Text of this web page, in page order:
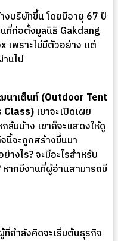
บริษัทขึ้น โดยมีอายุ 67 ปี
ที่ก่อตั้งมูลนิธิ Gakdang
เพราะไม่มีตัวอย่าง แต่
นไป
าเต็นท์ (Outdoor Tent
Class) เขาจะเปิดเผย
ล้มบ้าง เขาก็จะแสดงให้ดู
นี้จะถูกสร้างขึ้นมา
างไร? จะมีอะไรสำหรับ
ากมีงานที่ผู้อ่านสามารถมี
ที่กำลังคิดจะเริ่มต้นธุรกิจ